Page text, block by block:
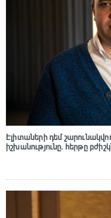
Էլիտաների դեմ
իշխանությունը. հերթը